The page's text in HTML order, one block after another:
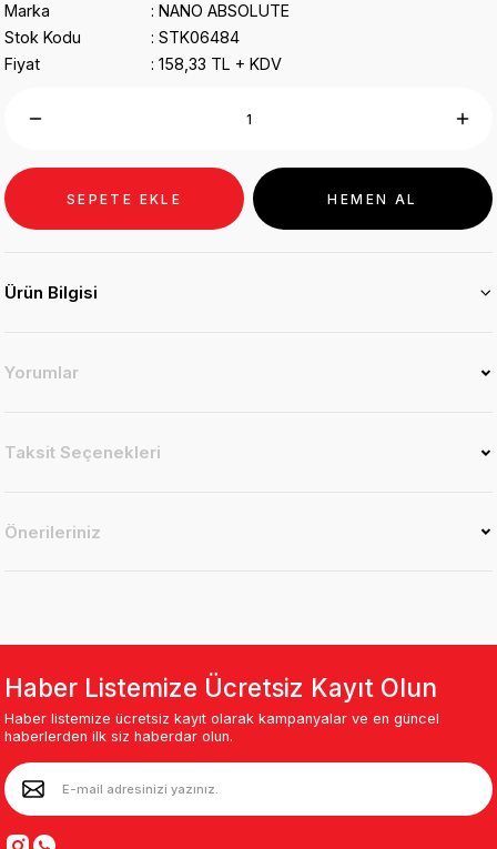
Marka
NANO ABSOLUTE
Stok Kodu
STK06484
Fiyat
158,33 TL + KDV
SEPETE EKLE HEMEN AL
Ürün Bilgisi
Yorumlar
Taksit Seçenekleri
Önerileriniz
Haber Listemize Ücretsiz Kayıt Olun
Haber listemize ücretsiz kayıt olarak kampanyalar ve en güncel
haberlerden ilk siz haberdar olun.